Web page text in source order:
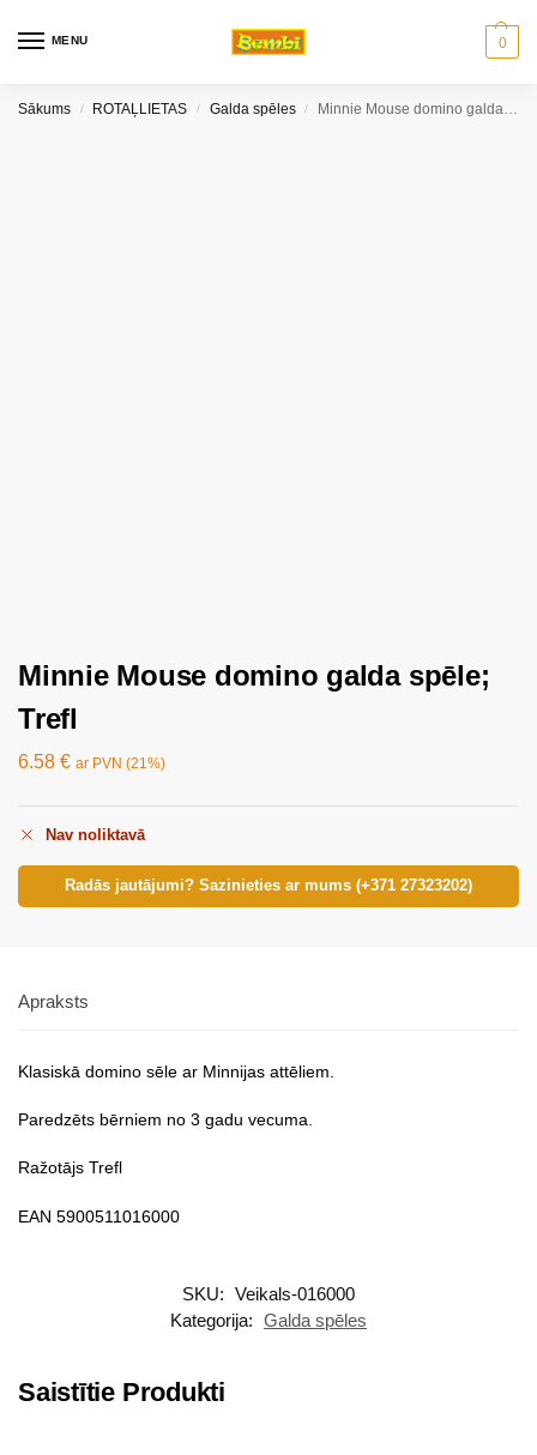
MENU 0
Sākums / ROTAĻLIETAS / Galda spēles / Minnie Mouse domino galda spēle; Trefl
Minnie Mouse domino galda spēle;
Trefl
6.58 € ar PVN (21%)
Nav noliktavā
Radās jautājumi? Sazinieties ar mums (+371 27323202)
Apraksts
Klasiskā domino sēle ar Minnijas attēliem.
Paredzēts bērniem no 3 gadu vecuma.
Ražotājs Trefl
EAN 5900511016000
SKU: Veikals-016000
Kategorija: Galda spēles
Saistītie Produkti